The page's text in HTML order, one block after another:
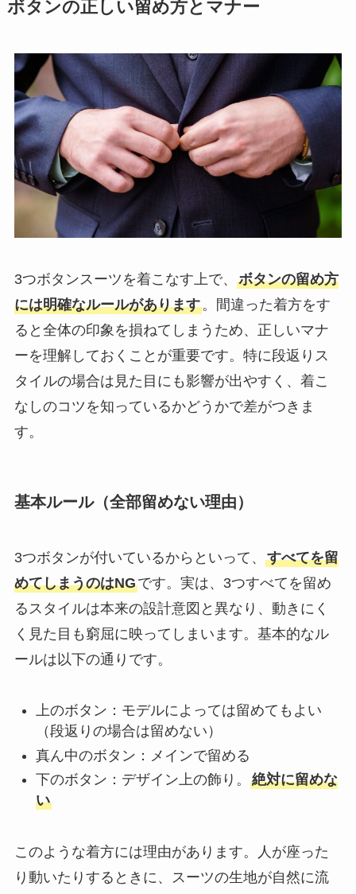
ボタンの正しい留め方とマナー
3つボタンスーツを着こなす上で、 ボタンの留め方
には明確なルールがあります。間違った着方をす
ると全体の印象を損ねてしまうため、正しいマナ
ーを理解しておくことが重要です。特に段返りス
タイルの場合は見た目にも影響が出やすく、着こ
なしのコツを知っているかどうかで差がつきま
す。
基本ルール（全部留めない理由）
3つボタンが付いているからといって、 すべてを留
めてしまうのはNGです。実は、3つすべてを留め
るスタイルは本来の設計意図と異なり、動きにく
く見た目も窮屈に映ってしまいます。基本的なル
ールは以下の通りです。
上のボタン：モデルによっては留めてもよい
（段返りの場合は留めない）
真ん中のボタン：メインで留める
下のボタン：デザイン上の飾り。 絶対に留めな
い
このような着方には理由があります。人が座った
り動いたりするときに、スーツの生地が自然に流